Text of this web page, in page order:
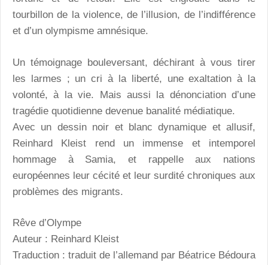
tourbillon de la violence, de l’illusion, de l’indifférence
et d’un olympisme amnésique.
Un témoignage bouleversant, déchirant à vous tirer
les larmes ; un cri à la liberté, une exaltation à la
volonté, à la vie. Mais aussi la dénonciation d’une
tragédie quotidienne devenue banalité médiatique.
Avec un dessin noir et blanc dynamique et allusif,
Reinhard Kleist rend un immense et intemporel
hommage à Samia, et rappelle aux nations
européennes leur cécité et leur surdité chroniques aux
problèmes des migrants.
Rêve d’Olympe
Auteur : Reinhard Kleist
Traduction : traduit de l’allemand par Béatrice Bédoura